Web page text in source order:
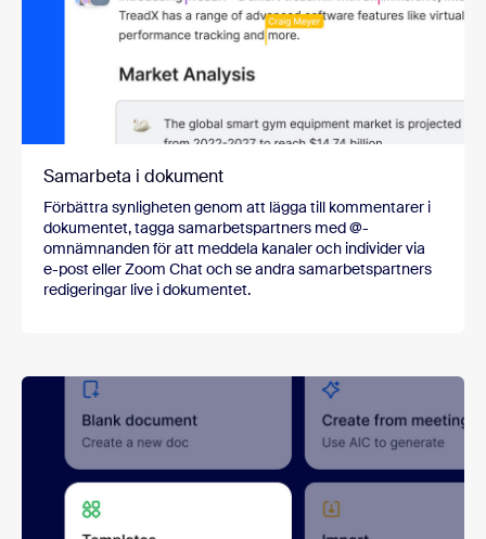
Samarbeta i dokument
Förbättra synligheten genom att lägga till kommentarer i
dokumentet, tagga samarbetspartners med @-
omnämnanden för att meddela kanaler och individer via
e-post eller Zoom Chat och se andra samarbetspartners
redigeringar live i dokumentet.